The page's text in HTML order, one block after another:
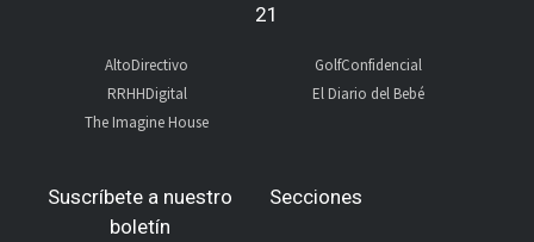
21
AltoDirectivo
RRHHDigital
The Imagine House
GolfConfidencial
El Diario del Bebé
Suscríbete a nuestro
boletín
Secciones